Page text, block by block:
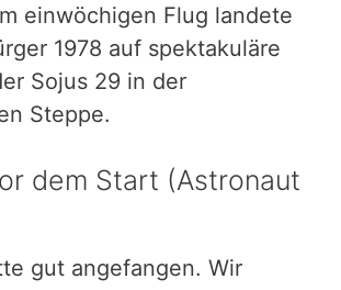
einwöchigen Flug landete
1978 auf spektakuläre
Sojus 29 in der
Steppe.
dem Start (Astronaut
gut angefangen. Wir